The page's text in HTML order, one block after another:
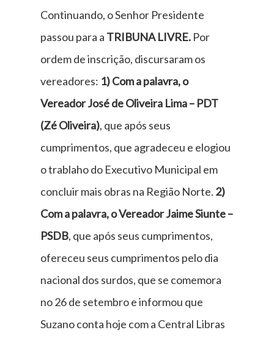
Continuando, o Senhor Presidente
passou para a TRIBUNA LIVRE. Por
ordem de inscrição, discursaram os
vereadores: 1) Com a palavra, o
Vereador José de Oliveira Lima – PDT
(Zé Oliveira), que após seus
cumprimentos, que agradeceu e elogiou
o trablaho do Executivo Municipal em
concluir mais obras na Região Norte. 2)
Com a palavra, o Vereador Jaime Siunte –
PSDB, que após seus cumprimentos,
ofereceu seus cumprimentos pelo dia
nacional dos surdos, que se comemora
no 26 de setembro e informou que
Suzano conta hoje com a Central Libras